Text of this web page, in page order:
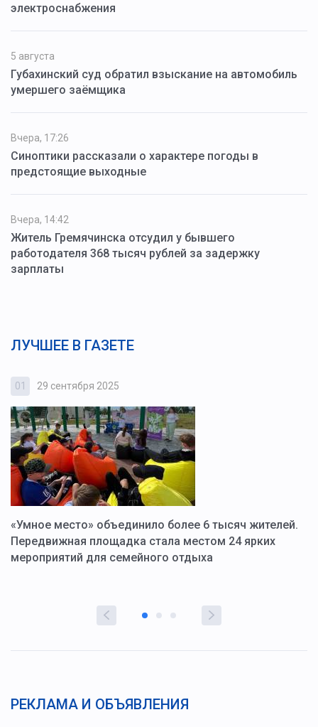
электроснабжения
5 августа
Губахинский суд обратил взыскание на автомобиль
умершего заёмщика
Вчера, 17:26
Синоптики рассказали о характере погоды в
предстоящие выходные
Вчера, 14:42
Житель Гремячинска отсудил у бывшего
работодателя 368 тысяч рублей за задержку
зарплаты
ЛУЧШЕЕ В ГАЗЕТЕ
01 29 сентября 2025
«Умное место» объединило более 6 тысяч жителей.
Передвижная площадка стала местом 24 ярких
мероприятий для семейного отдыха
РЕКЛАМА И ОБЪЯВЛЕНИЯ